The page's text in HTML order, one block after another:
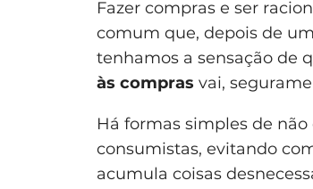
Fazer compras e ser
comum que, depois de
tenhamos a sensação de
às compras vai,
Há formas simples de
consumistas, evitando
acumula coisas